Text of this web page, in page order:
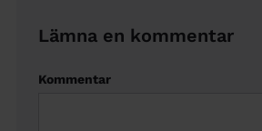
Lämna en kommentar
Kommentar